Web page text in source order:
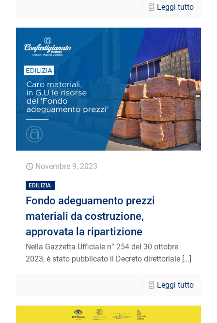
Leggi tutto
Novembre 9, 2023
EDILIZIA
Fondo adeguamento prezzi
materiali da costruzione,
approvata la ripartizione
Nella Gazzetta Ufficiale n° 254 del 30 ottobre
2023, è stato pubblicato il Decreto direttoriale […]
Leggi tutto